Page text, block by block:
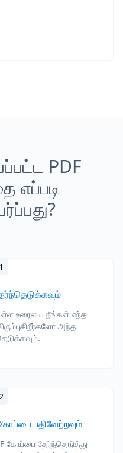
PDF
உரையை நீங்கள் எந்த
அந்த
பதிவேற்றவும்
தேர்ந்தெடுத்து